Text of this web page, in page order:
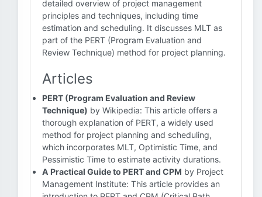
detailed overview of project management
principles and techniques, including time
estimation and scheduling. It discusses MLT as
part of the PERT (Program Evaluation and
Review Technique) method for project planning.
Articles
PERT (Program Evaluation and Review
Technique) by Wikipedia: This article offers a
thorough explanation of PERT, a widely used
method for project planning and scheduling,
which incorporates MLT, Optimistic Time, and
Pessimistic Time to estimate activity durations.
A Practical Guide to PERT and CPM by Project
Management Institute: This article provides an